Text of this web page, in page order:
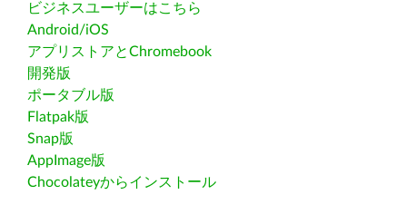
ビジネスユーザーはこちら
Android/iOS
アプリストアとChromebook
開発版
ポータブル版
Flatpak版
Snap版
AppImage版
Chocolateyからインストール